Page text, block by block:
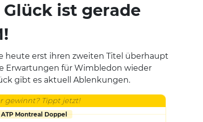
Glück ist gerade
heute erst ihren zweiten Titel überhaupt
Erwartungen für Wimbledon wieder
gibt es aktuell Ablenkungen.
gewinnt? Tippt jetzt!
ATP Montreal Doppel